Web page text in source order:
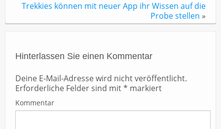
Trekkies können mit neuer App ihr Wissen auf die
Probe stellen »
Hinterlassen Sie einen Kommentar
Deine E-Mail-Adresse wird nicht veröffentlicht.
Erforderliche Felder sind mit* markiert
Kommentar